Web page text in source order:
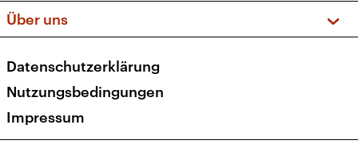
Newsletter
Veranstaltungen
Social Media
Über uns
Presse
Karriere
Transparenz
Datenschutzerklärung
Nutzungsbedingungen
Impressum